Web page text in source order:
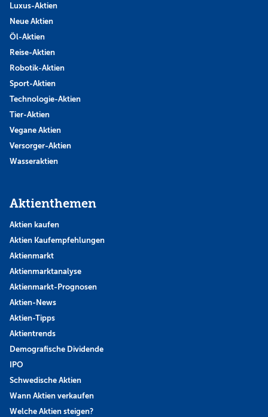
Luxus-Aktien
Neue Aktien
Öl-Aktien
Reise-Aktien
Robotik-Aktien
Sport-Aktien
Technologie-Aktien
Tier-Aktien
Vegane Aktien
Versorger-Aktien
Wasseraktien
Aktienthemen
Aktien kaufen
Aktien Kaufempfehlungen
Aktienmarkt
Aktienmarktanalyse
Aktienmarkt-Prognosen
Aktien-News
Aktien-Tipps
Aktientrends
Demografische Dividende
IPO
Schwedische Aktien
Wann Aktien verkaufen
Welche Aktien steigen?